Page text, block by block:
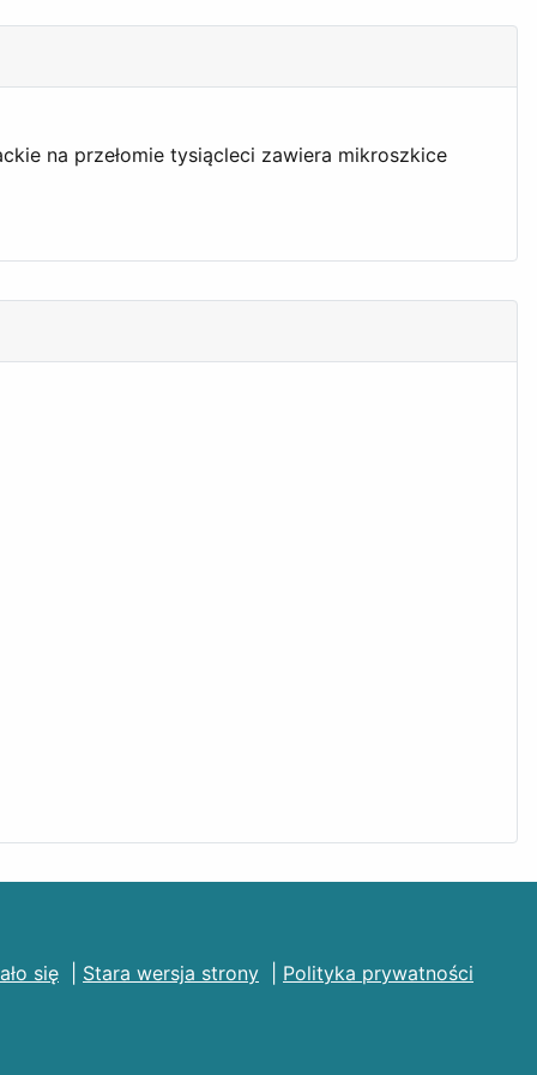
na przełomie tysiącleci zawiera mikroszkice
się Stara wersja strony
Polityka prywatności